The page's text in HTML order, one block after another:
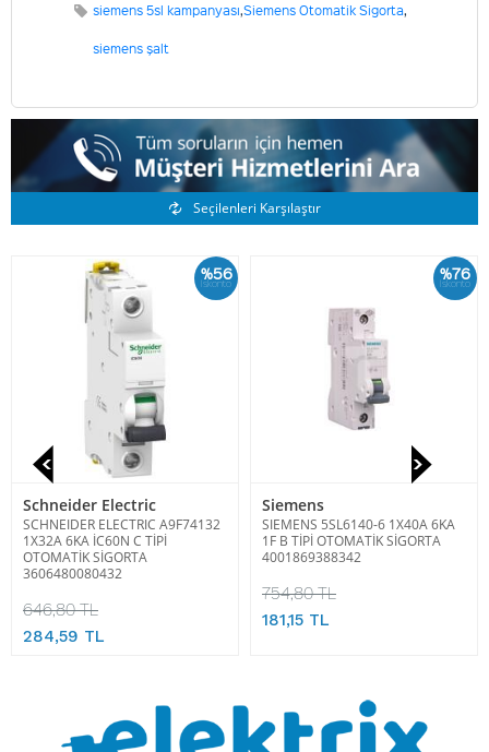
siemens 5sl kampanyası,Siemens Otomatik Sigorta,
siemens şalt
Benzer Ürünler
Seçilenleri Karşılaştır
%56
İskonto
Schneider Electric
SCHNEIDER ELECTRIC A9F74132
1X32A 6KA İC60N C TİPİ
OTOMATİK SİGORTA
3606480080432
646,80 TL
284,59 TL
%76
İskonto
Siemens
SIEMENS 5SL6140-6 1X40A 6KA
1F B TİPİ OTOMATİK SİGORTA
4001869388342
754,80 TL
181,15 TL